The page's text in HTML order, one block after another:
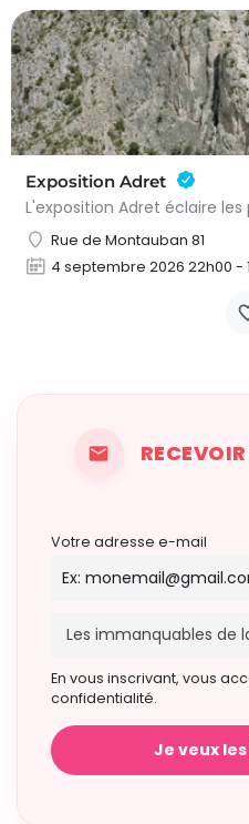
Exposition Adret
Rue de Montauban 81
4 septembre 2026 22h00 -
Votre adresse e-mail
En vous inscrivant, vous
confidentialité.